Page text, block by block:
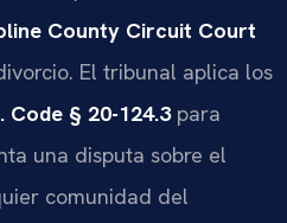
County Circuit Court
El tribunal aplica los
Code § 20-124.3para
una disputa sobre el
comunidad del